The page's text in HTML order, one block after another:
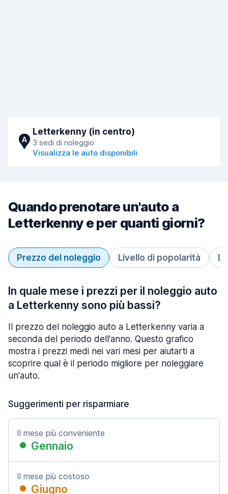
A
Letterkenny (in centro)
3 sedi di noleggio
Visualizza le auto disponibili
Quando prenotare un'auto a
Letterkenny e per quanti giorni?
Prezzo del noleggio Livello di popolarità
In quale mese i prezzi per il noleggio auto
a Letterkenny sono più bassi?
Il prezzo del noleggio auto a Letterkenny varia a
seconda del periodo dell'anno. Questo grafico
mostra i prezzi medi nei vari mesi per aiutarti a
scoprire qual è il periodo migliore per noleggiare
un'auto.
Suggerimenti per risparmiare
Il mese più conveniente
Gennaio
Il mese più costoso
Giugno